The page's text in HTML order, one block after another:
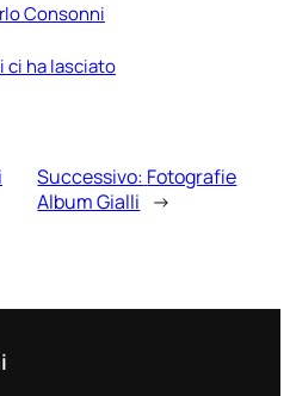
Consonni
ci ha lasciato
Successivo: Fotografie
Album Gialli →